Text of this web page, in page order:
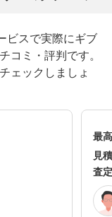
ビスで実際にギブ
コミ・評判です。
ェックしましょ
最
見
査